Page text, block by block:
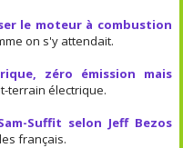
le moteur à combustion
on s'y attendait.
zéro émission mais
terrain électrique.
Suffit selon Jeff Bezos
français.